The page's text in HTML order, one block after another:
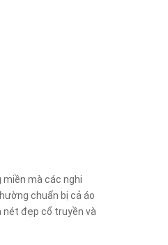
mà các nghi
chuẩn bị cả áo
nét đẹp cổ truyền và